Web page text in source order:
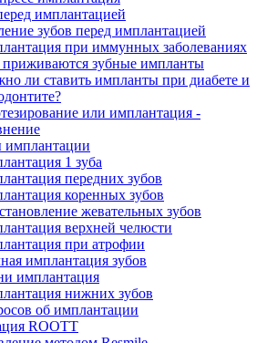
имплантацией
зубов перед имплантацией
при иммунных заболеваниях
зубные импланты
ли ставить импланты при диабете и
или имплантация -
имплантации
1 зуба
передних зубов
коренных зубов
жевательных зубов
верхней челюсти
при атрофии
имплантация зубов
имплантация
нижних зубов
об имплантации
ROOTT